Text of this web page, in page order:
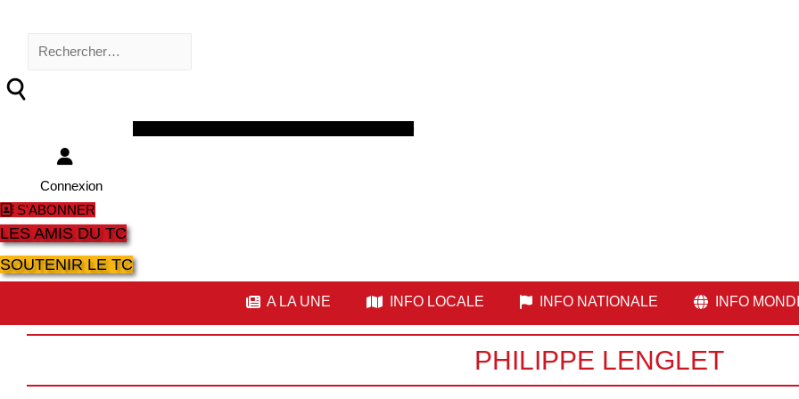
Rechercher :
Connexion
S'ABONNER
LES AMIS DU TC
SOUTENIR LE TC
A LA UNE INFO LOCALE INFO NATIONALE INFO
PHILIPPE LENGLET